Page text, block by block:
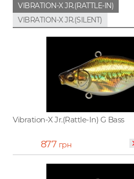
VIBRATION-X JR.(RATTLE-IN)
VIBRATION-X JR.(SILENT)
Vibration-X Jr.(Rattle-In) G Bass
877 грн